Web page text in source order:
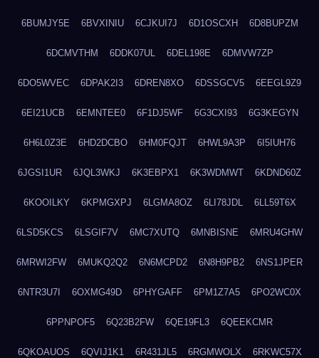
6BUMJY5E 6BVXINIU 6CJKUI7J 6D1OSCXH 6D8BUPZM
6DCMVTHM 6DDK07UL 6DEL198E 6DMVW7ZP
6DO5WVEC 6DPAK2I3 6DREN8XO 6DSSGCV5 6EEGL9Z9
6EI21UCB 6EMNTEE0 6F1DJ5WF 6G3CXI93 6G3KEGYN
6H6L0Z3E 6HD2DCBO 6HM0FQJT 6HWL9A3P 6I5IUH76
6JGSI1UR 6JQL3WKJ 6K3EBPX1 6K3WDMWT 6KDND60Z
6KOOILKY 6KPMGXPJ 6LGMA8OZ 6LI78JDL 6LL59T6X
6LSD5KCS 6LSGIF7V 6MC7XUTQ 6MNBISNE 6MRU4GHW
6MRWI2FW 6MUKQ2Q2 6N6MCPD2 6N8H9PB2 6NS1JPER
6NTR3U7I 6OXMG49D 6PHYGAFF 6PM1Z7A5 6PO2WC0X
6PPNPOF5 6Q23B2FW 6QE19FL3 6QEEKCMR
6QKOAUOS 6QVIJ1K1 6R431JL5 6RGMWOLX 6RKWC57X